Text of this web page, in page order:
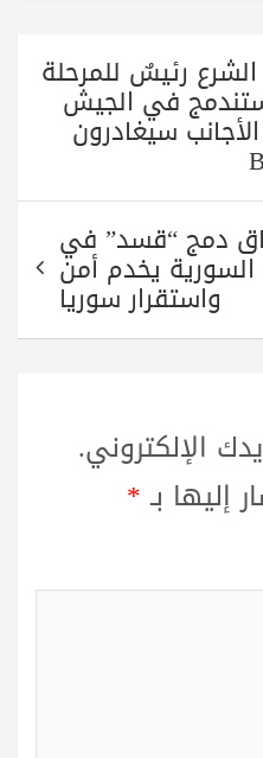
رئيسٌ للمرحلة
ستندمج في الجيش
سيغادرون
دمج “قسد” في
يخدم أمن
واستقرار سوريا
الإلكتروني.
إليها بـ*